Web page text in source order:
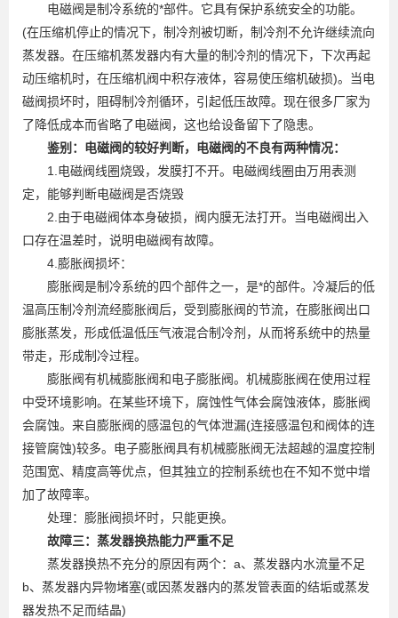
电磁阀是制冷系统的*部件。它具有保护系统安全的功能。
(在压缩机停止的情况下，制冷剂被切断，制冷剂不允许继续流向
蒸发器。在压缩机蒸发器内有大量的制冷剂的情况下，下次再起
动压缩机时，在压缩机阀中积存液体，容易使压缩机破损)。当电
磁阀损坏时，阻碍制冷剂循环，引起低压故障。现在很多厂家为
了降低成本而省略了电磁阀，这也给设备留下了隐患。
鉴别：电磁阀的较好判断，电磁阀的不良有两种情况：
1.电磁阀线圈烧毁，发膜打不开。电磁阀线圈由万用表测
定，能够判断电磁阀是否烧毁
2.由于电磁阀体本身破损，阀内膜无法打开。当电磁阀出入
口存在温差时，说明电磁阀有故障。
4.膨胀阀损坏：
膨胀阀是制冷系统的四个部件之一，是*的部件。冷凝后的低
温高压制冷剂流经膨胀阀后，受到膨胀阀的节流，在膨胀阀出口
膨胀蒸发，形成低温低压气液混合制冷剂，从而将系统中的热量
带走，形成制冷过程。
膨胀阀有机械膨胀阀和电子膨胀阀。机械膨胀阀在使用过程
中受环境影响。在某些环境下，腐蚀性气体会腐蚀液体，膨胀阀
会腐蚀。来自膨胀阀的感温包的气体泄漏(连接感温包和阀体的连
接管腐蚀)较多。电子膨胀阀具有机械膨胀阀无法超越的温度控制
范围宽、精度高等优点，但其独立的控制系统也在不知不觉中增
加了故障率。
处理：膨胀阀损坏时，只能更换。
故障三：蒸发器换热能力严重不足
蒸发器换热不充分的原因有两个：a、蒸发器内水流量不足
b、蒸发器内异物堵塞(或因蒸发器内的蒸发管表面的结垢或蒸发
器发热不足而结晶)